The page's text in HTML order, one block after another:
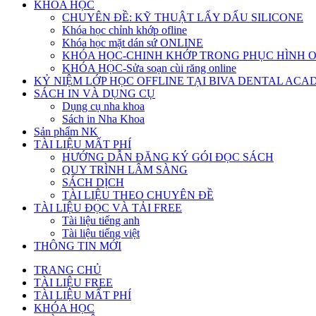
KHÓA HỌC
CHUYÊN ĐỀ: KỸ THUẬT LẤY DẤU SILICONE
Khóa học chỉnh khớp ofline
Khóa học mặt dán sứ ONLINE
KHÓA HỌC-CHINH KHỚP TRONG PHỤC HÌNH
KHÓA HỌC-Sửa soạn cùi răng online
KỶ NIỆM LỚP HỌC OFFLINE TẠI BIVA DENTAL
SÁCH IN VÀ DỤNG CỤ
Dụng cụ nha khoa
Sách in Nha Khoa
Sản phẩm NK
TÀI LIỆU MẤT PHÍ
HƯỚNG DẪN ĐĂNG KÝ GÓI ĐỌC SÁCH
QUY TRÌNH LÂM SÀNG
SÁCH DỊCH
TÀI LIỆU THEO CHUYÊN ĐỀ
TÀI LIỆU ĐỌC VÀ TẢI FREE
Tài liệu tiếng anh
Tài liệu tiếng việt
THÔNG TIN MỚI
TRANG CHỦ
TÀI LIỆU FREE
TÀI LIỆU MẤT PHÍ
KHÓA HỌC